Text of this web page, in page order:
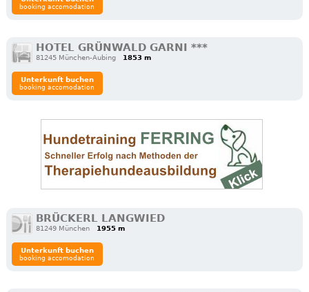
booking accomodation
HOTEL GRÜNWALD GARNI ***
81245 München-Aubing 1853 m
Unterkunft buchen
booking accomodation
BRÜCKERL LANGWIED
81249 München 1955 m
Unterkunft buchen
booking accomodation